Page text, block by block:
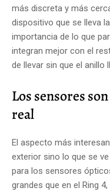
más discreta y más
dispositivo que se lleva
importancia de lo que
integran mejor con el
de llevar sin que el anillo
Los sensores
real
El aspecto más
exterior sino lo que se
para los sensores
grandes que en el Ring